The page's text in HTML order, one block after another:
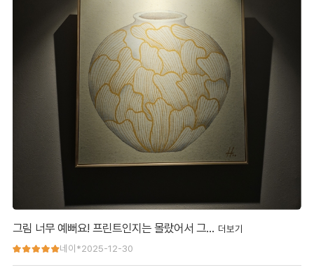
의 피로가 싹 씻겨 내려가는 기분입니다.
흰 벽지에 골드 포인트, 정말 신의 한 수였던 것 같아요.
고민하시는 분들, 현관에 이만한 기운을 주는 그림은 없을 것 같습
니다. 강추해요! ^^
그림 너무 예뻐요! 프린트인지는 몰랐어서 그…
그림 너무 예뻐요! 프린트인지는 몰랐어서 그부분이 아쉽습니다ㅠ
네이*2025-12-30